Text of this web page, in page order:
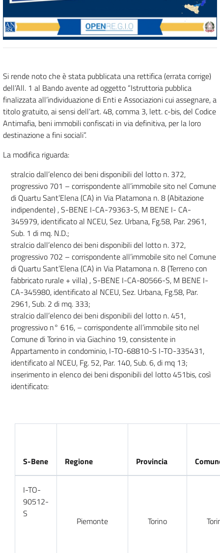
Si rende noto che è stata pubblicata una rettifica (errata corrige)
dell’All. 1 al Bando avente ad oggetto “Istruttoria pubblica
finalizzata all’individuazione di Enti e Associazioni cui assegnare, a
titolo gratuito, ai sensi dell’art. 48, comma 3, lett. c-bis, del Codice
Antimafia, beni immobili confiscati in via definitiva, per la loro
destinazione a fini sociali”.
La modifica riguarda:
stralcio dall’elenco dei beni disponibili del lotto n. 372,
progressivo 701 – corrispondente all’immobile sito nel Comune
di Quartu Sant’Elena (CA) in Via Platamona n. 8 (Abitazione
indipendente) , S-BENE I-CA-79363-S, M BENE I- CA-
345979, identificato al NCEU, Sez. Urbana, Fg.58, Par. 2961,
Sub. 1 di mq. N.D.;
stralcio dall’elenco dei beni disponibili del lotto n. 372,
progressivo 702 – corrispondente all’immobile sito nel Comune
di Quartu Sant’Elena (CA) in Via Platamona n. 8 (Terreno con
fabbricato rurale + villa) , S-BENE I-CA-80566-S, M BENE I-
CA-345980, identificato al NCEU, Sez. Urbana, Fg.58, Par.
2961, Sub. 2 di mq. 333;
stralcio dall’elenco dei beni disponibili del lotto n. 451,
progressivo n° 616, – corrispondente all’immobile sito nel
Comune di Torino in via Giachino 19, consistente in
Appartamento in condominio, I-TO-68810-S I-TO-335431,
identificato al NCEU, Fg. 52, Par. 140, Sub. 6, di mq 13;
inserimento in elenco dei beni disponibili del lotto 451bis, così
identificato:
S-Bene Regione Provincia
I-TO-
90512-
S
Piemonte Torino